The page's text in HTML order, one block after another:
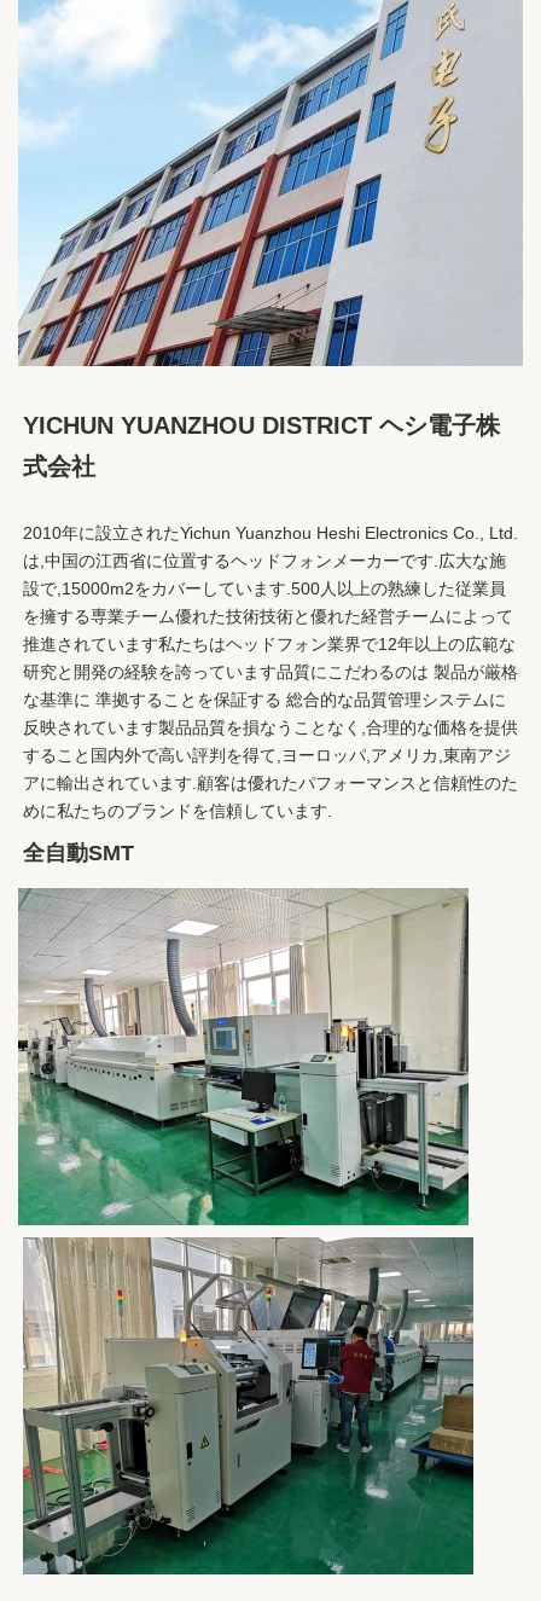
YICHUN YUANZHOU DISTRICT ヘシ電子株
式会社
2010年に設立されたYichun Yuanzhou Heshi Electronics Co., Ltd.
は,中国の江西省に位置するヘッドフォンメーカーです.広大な施
設で,15000m2をカバーしています.500人以上の熟練した従業員
を擁する専業チーム優れた技術技術と優れた経営チームによって
推進されています私たちはヘッドフォン業界で12年以上の広範な
研究と開発の経験を誇っています品質にこだわるのは 製品が厳格
な基準に 準拠することを保証する 総合的な品質管理システムに
反映されています製品品質を損なうことなく,合理的な価格を提供
すること国内外で高い評判を得て,ヨーロッパ,アメリカ,東南アジ
アに輸出されています.顧客は優れたパフォーマンスと信頼性のた
めに私たちのブランドを信頼しています.
全自動SMT